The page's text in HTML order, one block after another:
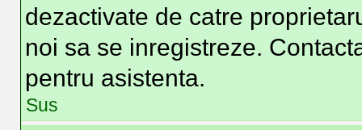
dezactivate de catre
noi sa se inregistreze.
pentru asistenta.
Sus